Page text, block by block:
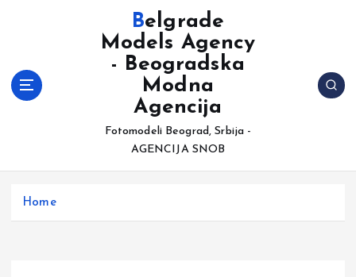
t
Belgrade
Models Agency
- Beogradska
Modna
Agencija
Fotomodeli Beograd, Srbija -
AGENCIJA SNOB
Home